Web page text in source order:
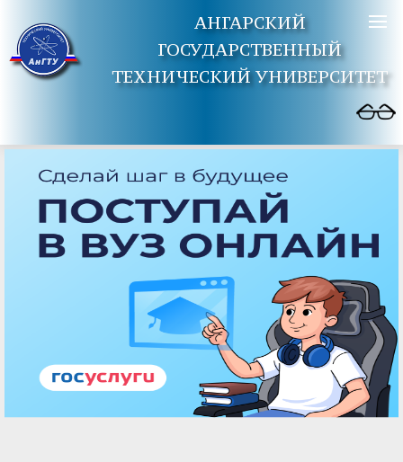
АНГАРСКИЙ
ГОСУДАРСТВЕННЫЙ
ТЕХНИЧЕСКИЙ УНИВЕРСИТЕТ